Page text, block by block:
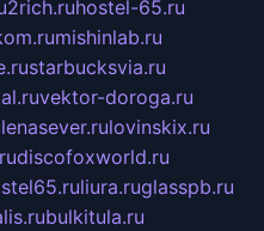
2rich.ruhostel-65.ru
mishinlab.ru
starbucksvia.ru
vektor-doroga.ru
lenasever.rulovinskix.ru
discofoxworld.ru
liura.ruglasspb.ru
bulkitula.ru